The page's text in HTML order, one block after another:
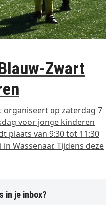
Zwart
organiseert op zaterdag 7
voor jonge kinderen
plaats van 9:30 tot 11:30
Wassenaar. Tijdens deze
in je inbox?